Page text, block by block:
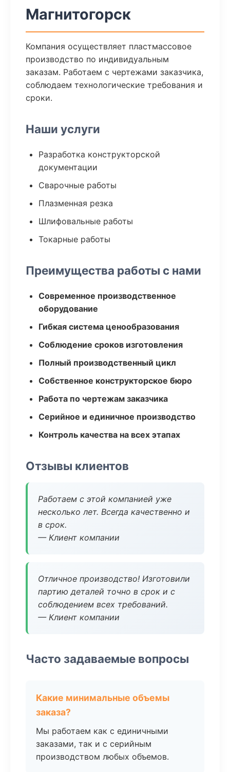
Магнитогорск
Компания осуществляет пластмассовое
производство по индивидуальным
заказам. Работаем с чертежами заказчика,
соблюдаем технологические требования и
сроки.
Наши услуги
Разработка конструкторской
документации
Сварочные работы
Плазменная резка
Шлифовальные работы
Токарные работы
Преимущества работы с нами
Современное производственное
оборудование
Гибкая система ценообразования
Соблюдение сроков изготовления
Полный производственный цикл
Собственное конструкторское бюро
Работа по чертежам заказчика
Серийное и единичное производство
Контроль качества на всех этапах
Отзывы клиентов
Работаем с этой компанией уже
несколько лет. Всегда качественно и
в срок.
— Клиент компании
Отличное производство! Изготовили
партию деталей точно в срок и с
соблюдением всех требований.
— Клиент компании
Часто задаваемые вопросы
Какие минимальные объемы
заказа?
Мы работаем как с единичными
заказами, так и с серийным
производством любых объемов.